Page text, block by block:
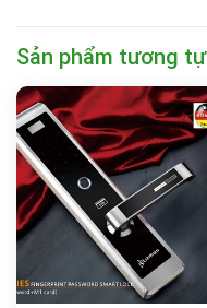
Sản phẩm tương tự